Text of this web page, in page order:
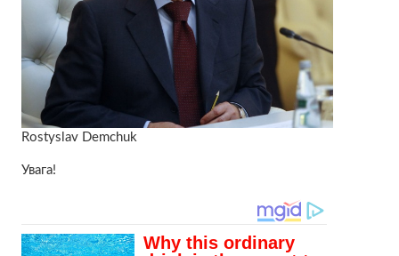
Rostyslav Demchuk
Увага!